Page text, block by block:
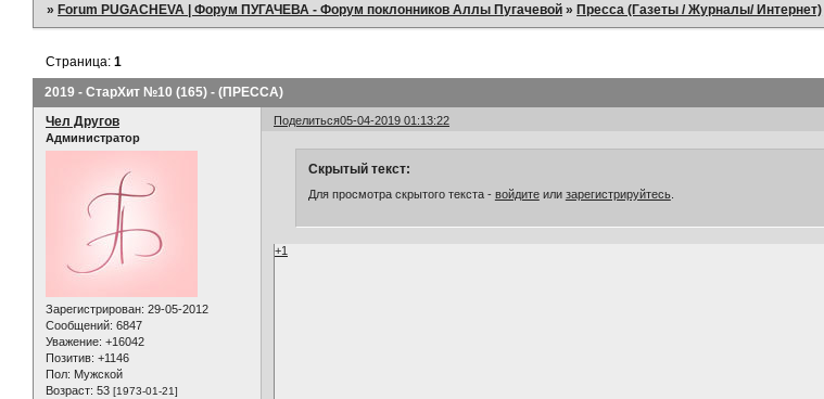
»Forum PUGACHEVA | Форум ПУГАЧЕВА - Форум поклонников Аллы Пугачевой »Пресса (Газеты / Журналы/ Интернет)
2019 - СтарХит №10 (165) - (ПРЕССА)
Страница:1
Поделиться05-04-2019 01:13:22
Чел Другов
Администратор
Зарегистрирован: 29-05-2012
Сообщений: 6847
Уважение: +16042
Позитив: +1146
Пол: Мужской
Возраст: 53 [1973-01-21]
Скрытый текст:
Для просмотра скрытого текста - войдитеили зарегистрируйтесь.
+1